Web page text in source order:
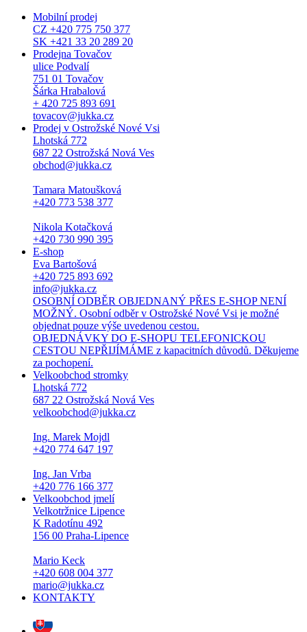
Mobilní prodej
CZ +420 775 750 377
SK +421 33 20 289 20
Prodejna Tovačov
ulice Podvalí
751 01 Tovačov
Šárka Hrabalová
+ 420 725 893 691
tovacov@jukka.cz
Prodej v Ostrožské Nové Vsi
Lhotská 772
687 22 Ostrožská Nová Ves
obchod@jukka.cz
Tamara Matoušková
+420 773 538 377
Nikola Kotačková
+420 730 990 395
E-shop
Eva Bartošová
+420 725 893 692
info@jukka.cz
OSOBNÍ ODBĚR OBJEDNANÝ PŘES E-SHOP NENÍ
MOŽNÝ. Osobní odběr v Ostrožské Nové Vsi je možné
objednat pouze výše uvedenou cestou.
OBJEDNÁVKY DO E-SHOPU TELEFONICKOU
CESTOU NEPŘIJÍMÁME z kapacitních důvodů. Děkujeme
za pochopení.
Velkoobchod stromky
Lhotská 772
687 22 Ostrožská Nová Ves
velkoobchod@jukka.cz
Ing. Marek Mojdl
+420 774 647 197
Ing. Jan Vrba
+420 776 166 377
Velkoobchod jmelí
Velkotržnice Lipence
K Radotínu 492
156 00 Praha-Lipence
Mario Keck
+420 608 004 377
mario@jukka.cz
KONTAKTY